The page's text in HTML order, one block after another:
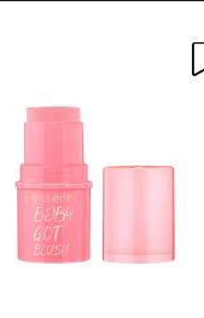
ENVOYER